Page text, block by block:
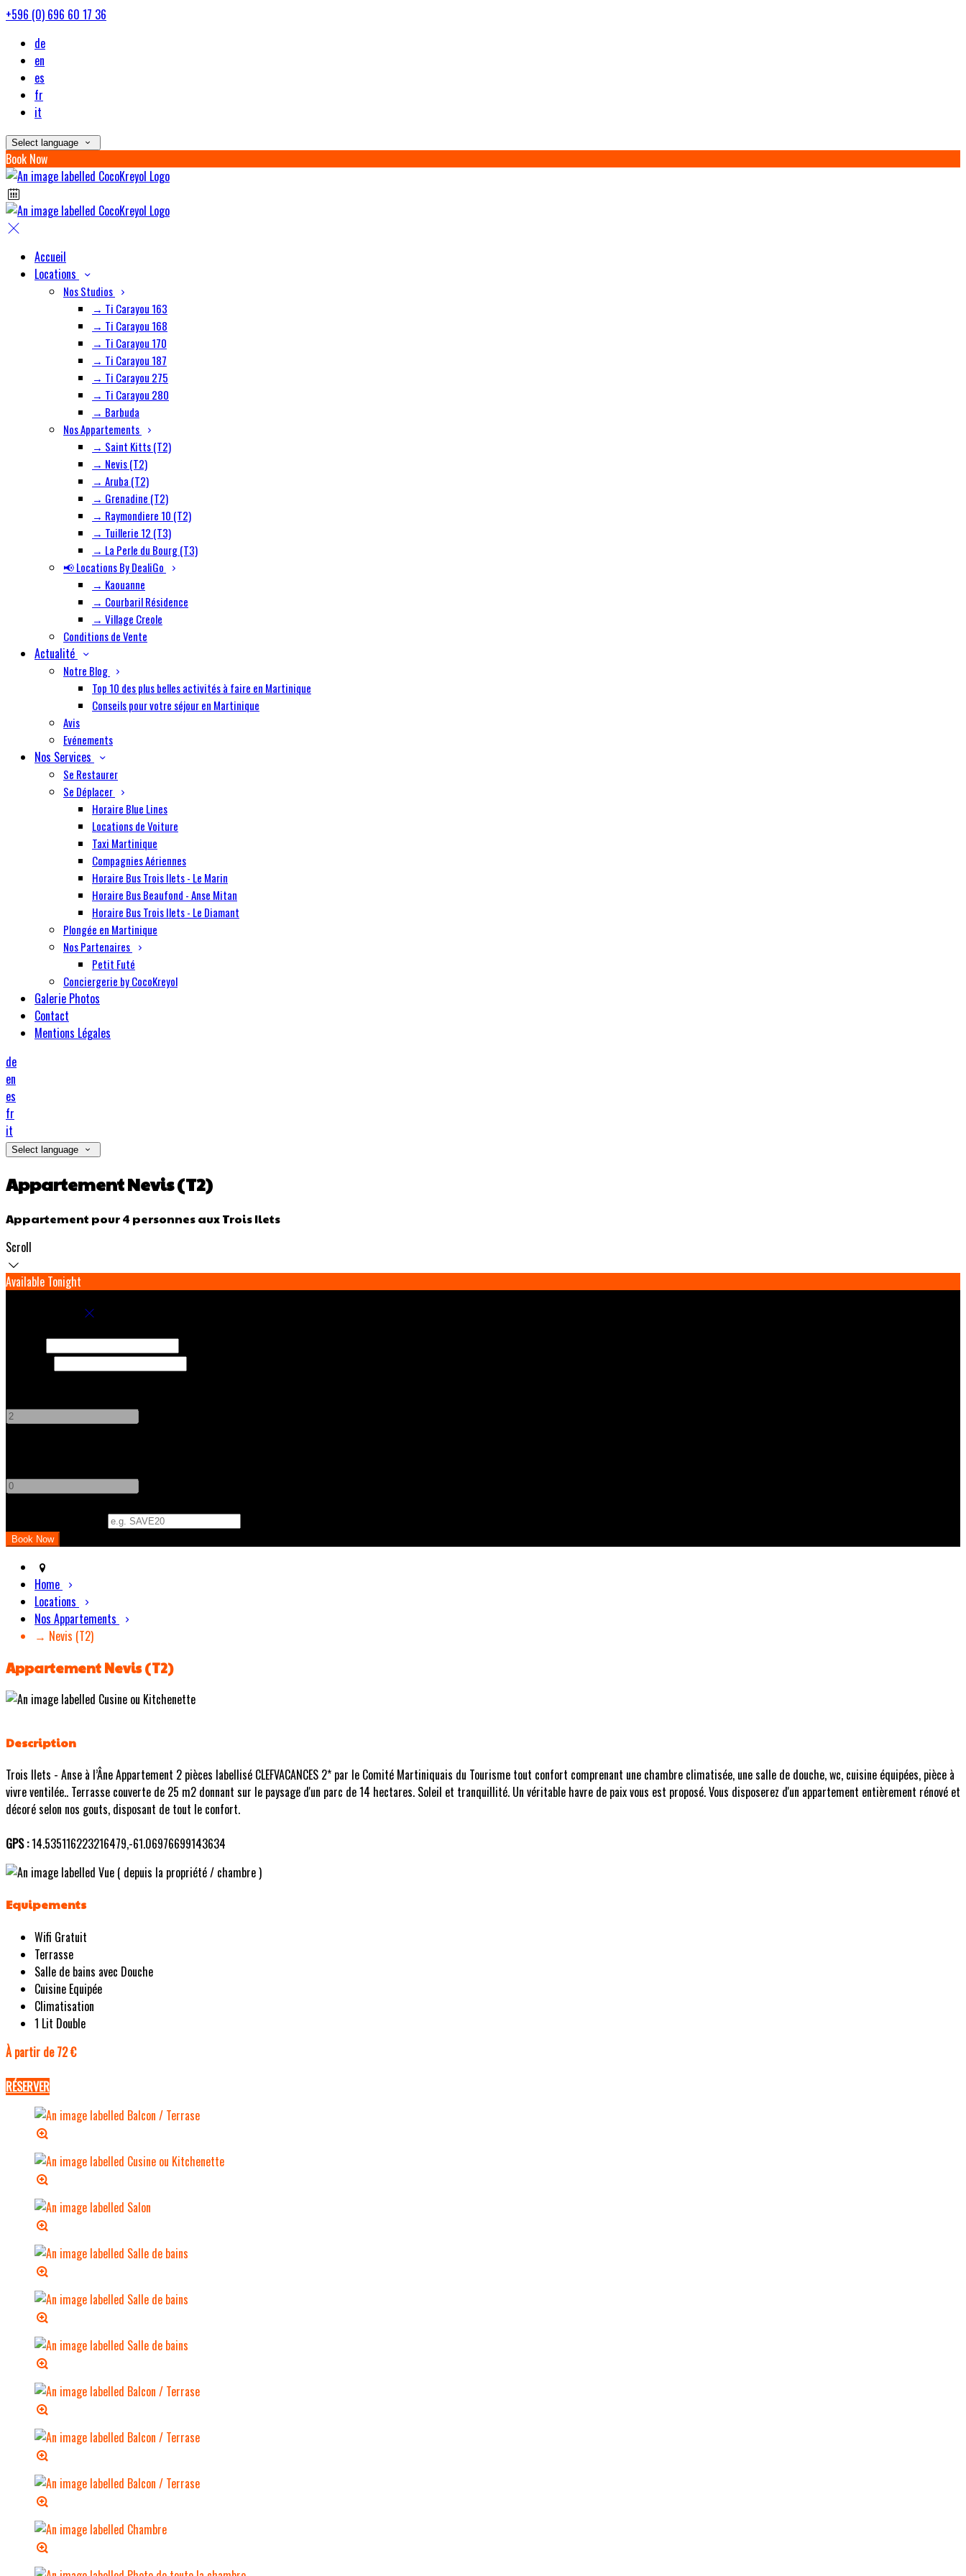
+596 (0) 696 60 17 36
de
en
es
fr
it
Select language
Book Now
Accueil
Locations
Nos Studios
→ Ti Carayou 163
→ Ti Carayou 168
→ Ti Carayou 170
→ Ti Carayou 187
→ Ti Carayou 275
→ Ti Carayou 280
→ Barbuda
Nos Appartements
→ Saint Kitts (T2)
→ Nevis (T2)
→ Aruba (T2)
→ Grenadine (T2)
→ Raymondiere 10 (T2)
→ Tuillerie 12 (T3)
→ La Perle du Bourg (T3)
📢 Locations By DealiGo
→ Kaouanne
→ Courbaril Résidence
→ Village Creole
Conditions de Vente
Actualité
Notre Blog
Top 10 des plus belles activités à faire en Martinique
Conseils pour votre séjour en Martinique
Avis
Evénements
Nos Services
Se Restaurer
Se Déplacer
Horaire Blue Lines
Locations de Voiture
Taxi Martinique
Compagnies Aériennes
Horaire Bus Trois Ilets - Le Marin
Horaire Bus Beaufond - Anse Mitan
Horaire Bus Trois Ilets - Le Diamant
Plongée en Martinique
Nos Partenaires
Petit Futé
Conciergerie by CocoKreyol
Galerie Photos
Contact
Mentions Légales
de
en
es
fr
it
Select language
Appartement Nevis (T2)
Appartement pour 4 personnes aux Trois Ilets
Scroll
Available Tonight
Home
Locations
Nos Appartements
→ Nevis (T2)
Appartement Nevis (T2)
Description
Trois Ilets - Anse à l’Âne Appartement 2 pièces labellisé CLEFVACANCES 2* par le Comité Martiniquais du Tourisme tout confort comprenant une chambre climatisée, une salle de douche, wc, cuisine équipées, pièce à
vivre ventilée.. Terrasse couverte de 25 m2 donnant sur le paysage d'un parc de 14 hectares. Soleil et tranquillité. Un véritable havre de paix vous est proposé. Vous disposerez d'un appartement entièrement rénové et
décoré selon nos gouts, disposant de tout le confort.
GPS :14.535116223216479,-61.06976699143634
Equipements
Wifi Gratuit
Terrasse
Salle de bains avec Douche
Cuisine Equipée
Climatisation
1 Lit Double
À partir de 72 €
RÉSERVER